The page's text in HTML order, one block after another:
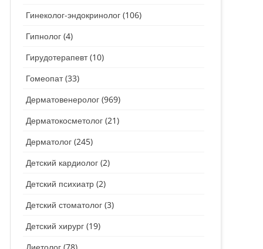
Гинеколог-эндокринолог (106)
Гипнолог (4)
Гирудотерапевт(10)
Гомеопат(33)
Дерматовенеролог (969)
Дерматокосметолог (21)
Дерматолог (245)
Детский кардиолог (2)
Детский психиатр (2)
Детский стоматолог (3)
Детский хирург (19)
Диетолог (78)